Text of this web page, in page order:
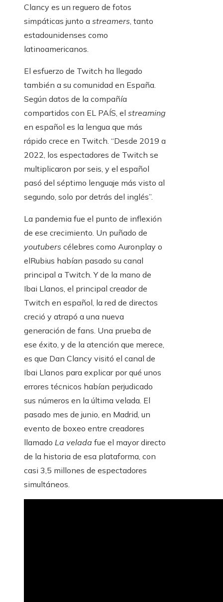
Clancy es un reguero de fotos
simpáticas junto a streamers, tanto
estadounidenses como
latinoamericanos.
El esfuerzo de Twitch ha llegado
también a su comunidad en España.
Según datos de la compañía
compartidos con EL PAÍS, el streaming
en español es la lengua que más
rápido crece en Twitch. “Desde 2019 a
2022, los espectadores de Twitch se
multiplicaron por seis, y el español
pasó del séptimo lenguaje más visto al
segundo, solo por detrás del inglés”.
La pandemia fue el punto de inflexión
de ese crecimiento. Un puñado de
youtubers célebres como Auronplay o
elRubius habían pasado su canal
principal a Twitch. Y de la mano de
Ibai Llanos, el principal creador de
Twitch en español, la red de directos
creció y atrapó a una nueva
generación de fans. Una prueba de
ese éxito, y de la atención que merece,
es que Dan Clancy visitó el canal de
Ibai Llanos para explicar por qué unos
errores técnicos habían perjudicado
sus números en la última velada. El
pasado mes de junio, en Madrid, un
evento de boxeo entre creadores
llamado La velada fue el mayor directo
de la historia de esa plataforma, con
casi 3,5 millones de espectadores
simultáneos.